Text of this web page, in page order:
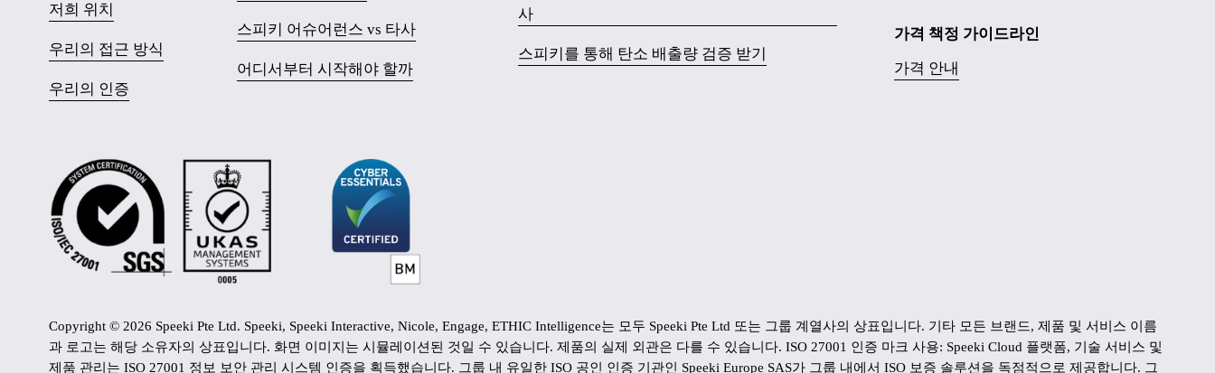
가격 안내
사
스피키를 통해 탄소 배출량 검증 받기
저희 위치
우리의 접근 방식
우리의 인증
스피키 어슈어런스 vs 타사
어디서부터 시작해야 할까
가격 책정 가이드라인
Copyright © 2026 Speeki Pte Ltd. Speeki, Speeki Interactive, Nicole, Engage, ETHIC Intelligence는 모두 Speeki Pte Ltd 또는 그룹 계열사의 상표입니다. 기타 모든 브랜드, 제품 및 서비스 이름
과 로고는 해당 소유자의 상표입니다. 화면 이미지는 시뮬레이션된 것일 수 있습니다. 제품의 실제 외관은 다를 수 있습니다. ISO 27001 인증 마크 사용: Speeki Cloud 플랫폼, 기술 서비스 및
제품 관리는 ISO 27001 정보 보안 관리 시스템 인증을 획득했습니다. 그룹 내 유일한 ISO 공인 인증 기관인 Speeki Europe SAS가 그룹 내에서 ISO 보증 솔루션을 독점적으로 제공합니다. 그